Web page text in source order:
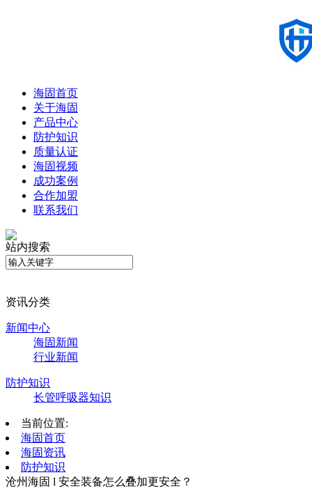
海固首页
关于海固
产品中心
防护知识
质量认证
海固视频
成功案例
合作加盟
联系我们
站内搜索
资讯分类
新闻中心
海固新闻
行业新闻
防护知识
长管呼吸器知识
当前位置:
海固首页
海固资讯
防护知识
沧州海固 l 安全装备怎么叠加更安全？